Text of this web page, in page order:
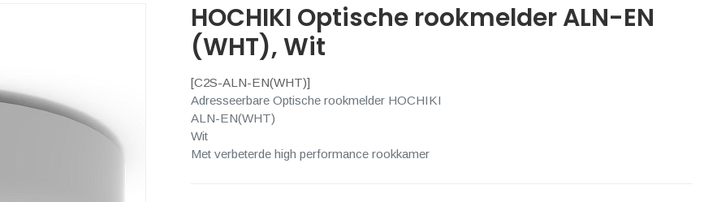
HOCHIKI Optische rookmelder ALN-EN
(WHT), Wit
[C2S-ALN-EN(WHT)]
Adresseerbare Optische rookmelder HOCHIKI
ALN-EN(WHT)
Wit
Met verbeterde high performance rookkamer